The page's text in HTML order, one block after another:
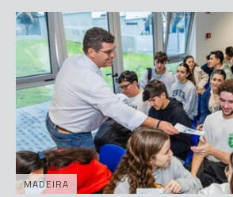
MADEIRA